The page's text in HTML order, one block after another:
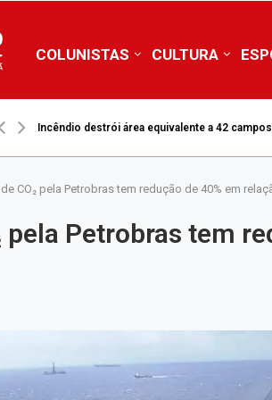
COLUNISTAS CULTURA
LDO mantém mínimo de 2% para obras de
CO₂ pela Petrobras tem redução de 40% em
pela Petrobras tem